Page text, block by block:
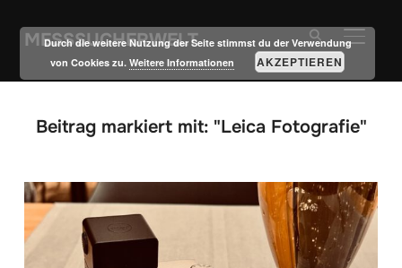
MESSSUCHERWELT
Beitrag markiert mit: "Leica Fotografie"
Durch die weitere Nutzung der Seite stimmst du der Verwendung
von Cookies zu.Weitere Informationen AKZEPTIEREN